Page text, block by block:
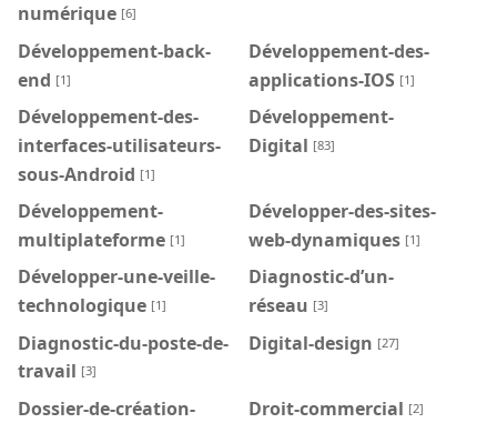
numérique [6]
Développement-back-
end [1]
Développement-des-
applications-IOS [1]
Développement-des-
interfaces-utilisateurs-
sous-Android [1]
Développement-
Digital [83]
Développement-
multiplateforme [1]
Développer-des-sites-
web-dynamiques [1]
Développer-une-veille-
technologique [1]
Diagnostic-d’un-
réseau [3]
Diagnostic-du-poste-de-
travail [3]
Digital-design [27]
Dossier-de-création-
Droit-commercial [2]